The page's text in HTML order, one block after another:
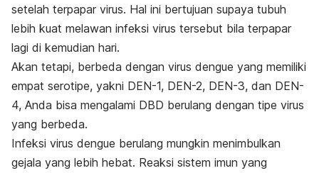
setelah terpapar virus. Hal ini bertujuan supaya tubuh
lebih kuat melawan infeksi virus tersebut bila terpapar
lagi di kemudian hari.
Akan tetapi, berbeda dengan virus dengue yang memiliki
empat serotipe, yakni DEN-1, DEN-2, DEN-3, dan DEN-
4, Anda bisa mengalami DBD berulang dengan tipe virus
yang berbeda.
Infeksi virus dengue berulang mungkin menimbulkan
gejala yang lebih hebat. Reaksi sistem imun yang